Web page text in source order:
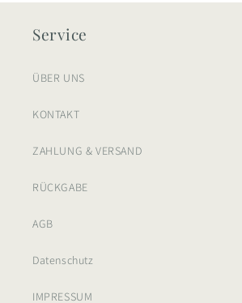
Service
ÜBER UNS
KONTAKT
ZAHLUNG & VERSAND
RÜCKGABE
AGB
Datenschutz
IMPRESSUM